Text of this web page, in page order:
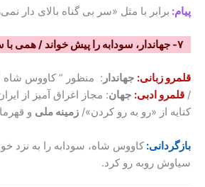
پیام: برابر با مثل «سر بی گناه بالای دار
۷- جهاندار، سودابه را پیش خواند / همی با سیاوش به گفتن نشاند
قلمرو زبانی: جهاندار : منظور ” کاووس شاه
/ قلمرو ادبی: جهان: مجاز اغراق آمیز از
کنایه از «رو به رو کردن»/ زمینه ملی و
بازگردانی: کاووس شاه، سودابه را به نزد خود
سیاوش روبه رو کرد.